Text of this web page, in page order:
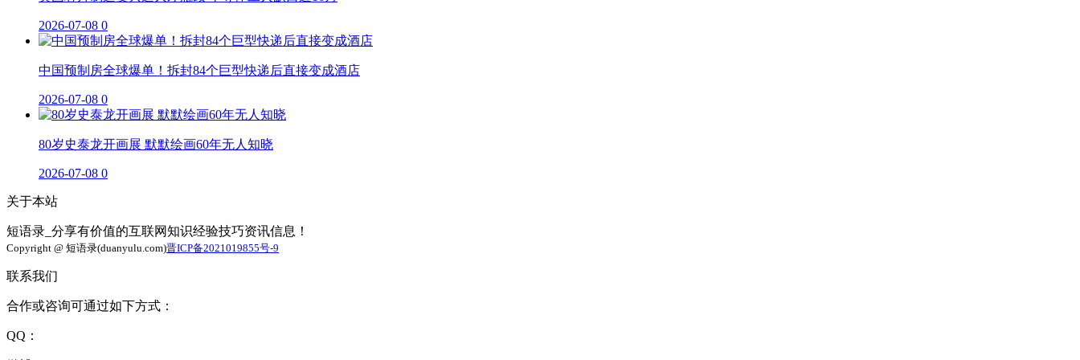
2026-07-08 0
中国预制房全球爆单！拆封84个巨型快递后直接变成酒店
2026-07-08 0
80岁史泰龙开画展 默默绘画60年无人知晓
2026-07-08 0
关于本站
短语录_分享有价值的互联网知识经验技巧资讯信息！
Copyright @ 短语录(duanyulu.com)晋ICP备2021019855号-9
联系我们
合作或咨询可通过如下方式：
QQ：